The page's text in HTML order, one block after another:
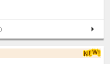
）